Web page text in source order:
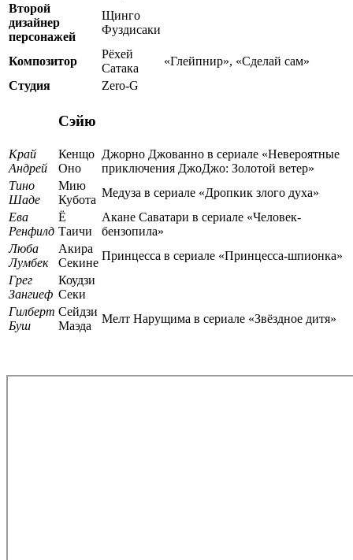
Второй
дизайнер
персонажей
Щинго
Фуздисаки
Композитор
Рёхей
Сатака
«Глейпнир», «Сделай сам»
Студия
Zero-G
Сэйю
Край
Андрей
Кенщо
Оно
Джорно Джованно в сериале «Невероятные
приключения ДжоДжо: Золотой ветер»
Тино
Шаде
Мию
Кубота
Медуза в сериале «Дропкик злого духа»
Ева
Ренфилд
Ё
Таичи
Акане Саватари в сериале «Человек-
бензопила»
Люба
Лумбек
Акира
Секине
Принцесса в сериале «Принцесса-шпионка»
Грег
Зангиеф
Коудзи
Секи
Гилберт
Буш
Сейдзи
Маэда
Мелт Нарущима в сериале «Звёздное дитя»